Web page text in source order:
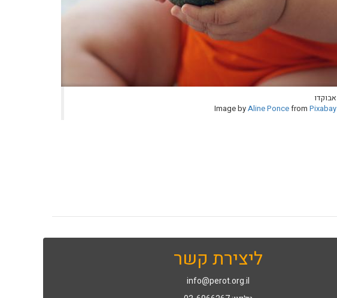
אבוקדו
Image byAline Poncefrom Pixabay
ליצירת קשר
info@perot.org.il